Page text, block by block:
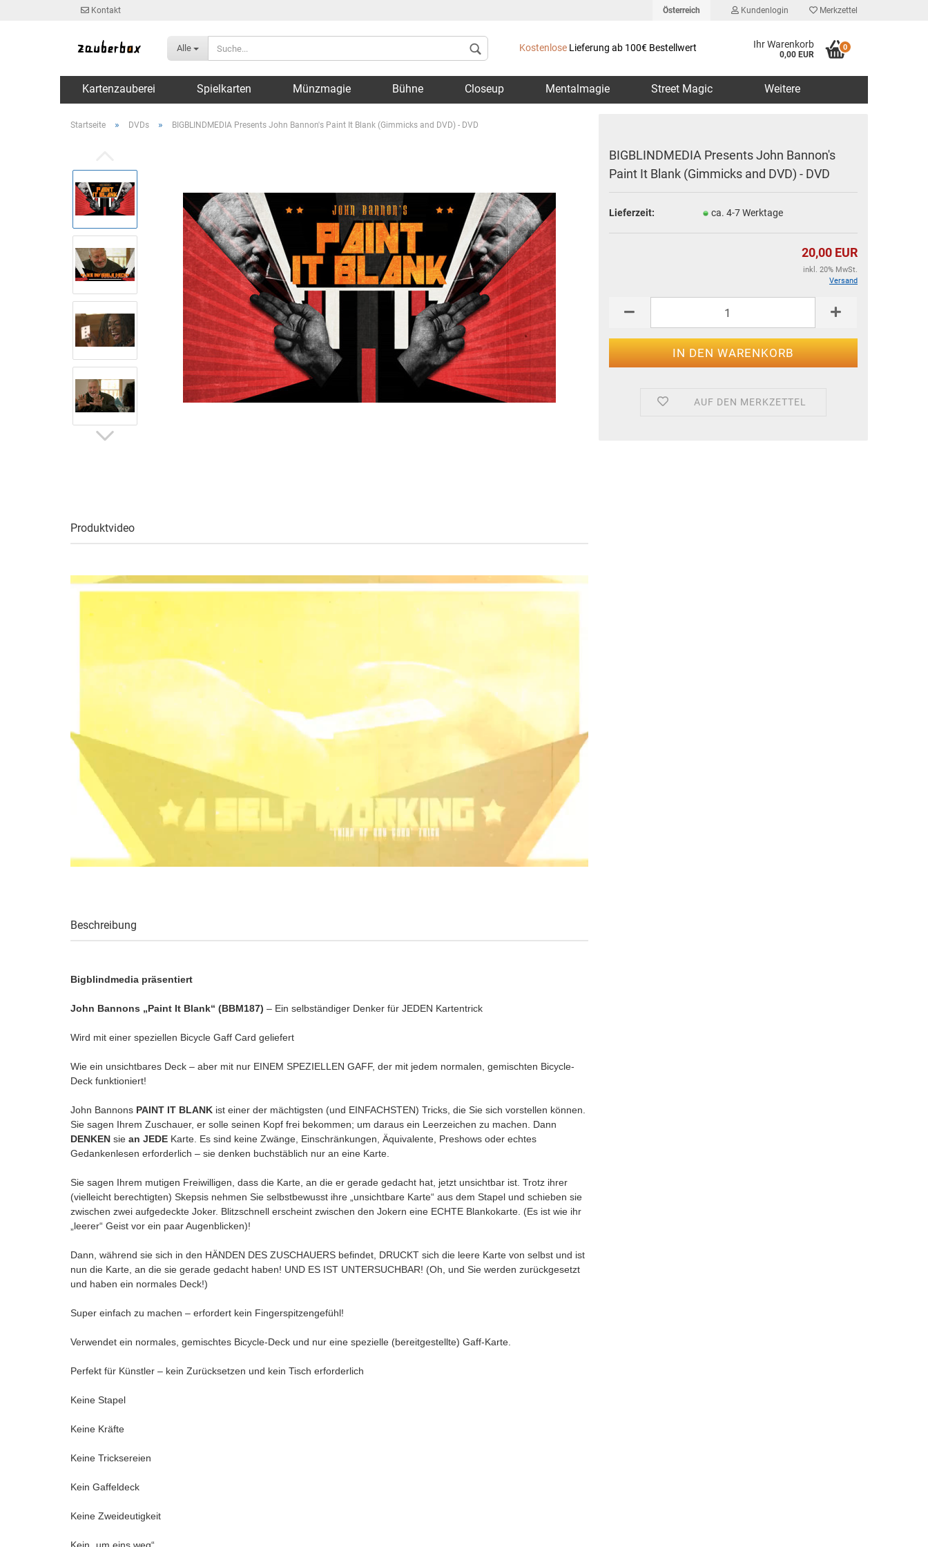
Kontakt Österreich
Lieferland
Kundenlogin Merkzettel
Alle Kostenlose Lieferung ab 100€ Bestellwert Ihr Warenkorb
0,00 EUR
0
Kartenzauberei Spielkarten Münzmagie Bühne Closeup Mentalmagie Street Magic Weitere
Startseite » DVDs » BIGBLINDMEDIA Presents John Bannon's Paint It Blank (Gimmicks and DVD) - DVD
BIGBLINDMEDIA Presents John Bannon's
Paint It Blank (Gimmicks and DVD) - DVD
Lieferzeit: ca. 4-7 Werktage
20,00 EUR
inkl. 20% MwSt.
Versand
AUF DEN MERKZETTEL
Produktvideo
Beschreibung
Bigblindmedia präsentiert
John Bannons „Paint It Blank“ (BBM187) – Ein selbständiger Denker für JEDEN Kartentrick
Wird mit einer speziellen Bicycle Gaff Card geliefert
Wie ein unsichtbares Deck – aber mit nur EINEM SPEZIELLEN GAFF, der mit jedem normalen, gemischten Bicycle-
Deck funktioniert!
John Bannons PAINT IT BLANK ist einer der mächtigsten (und EINFACHSTEN) Tricks, die Sie sich vorstellen können.
Sie sagen Ihrem Zuschauer, er solle seinen Kopf frei bekommen; um daraus ein Leerzeichen zu machen. Dann
DENKEN sie an JEDE Karte. Es sind keine Zwänge, Einschränkungen, Äquivalente, Preshows oder echtes
Gedankenlesen erforderlich – sie denken buchstäblich nur an eine Karte.
Sie sagen Ihrem mutigen Freiwilligen, dass die Karte, an die er gerade gedacht hat, jetzt unsichtbar ist. Trotz ihrer
(vielleicht berechtigten) Skepsis nehmen Sie selbstbewusst ihre „unsichtbare Karte“ aus dem Stapel und schieben sie
zwischen zwei aufgedeckte Joker. Blitzschnell erscheint zwischen den Jokern eine ECHTE Blankokarte. (Es ist wie ihr
„leerer“ Geist vor ein paar Augenblicken)!
Dann, während sie sich in den HÄNDEN DES ZUSCHAUERS befindet, DRUCKT sich die leere Karte von selbst und ist
nun die Karte, an die sie gerade gedacht haben! UND ES IST UNTERSUCHBAR! (Oh, und Sie werden zurückgesetzt
und haben ein normales Deck!)
Super einfach zu machen – erfordert kein Fingerspitzengefühl!
Verwendet ein normales, gemischtes Bicycle-Deck und nur eine spezielle (bereitgestellte) Gaff-Karte.
Perfekt für Künstler – kein Zurücksetzen und kein Tisch erforderlich
Keine Stapel
Keine Kräfte
Keine Tricksereien
Kein Gaffeldeck
Keine Zweideutigkeit